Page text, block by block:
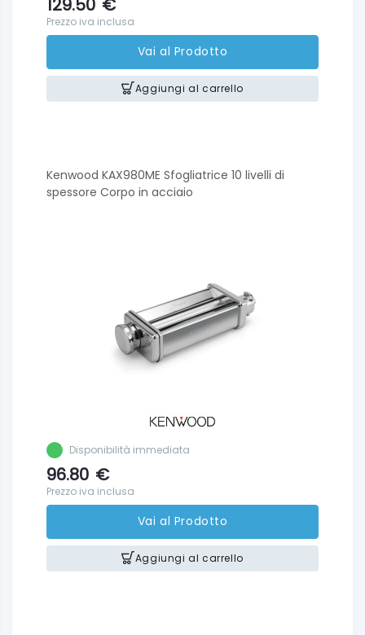
Prezzo iva inclusa
Vai al Prodotto
Aggiungi al carrello
Kenwood KAX980ME Sfogliatrice 10 livelli di
spessore Corpo in acciaio
Disponibilità immediata
96.80 €
Prezzo iva inclusa
Vai al Prodotto
Aggiungi al carrello